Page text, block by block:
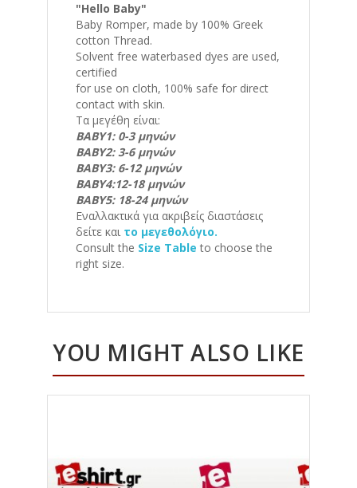
"Hello Baby"
Baby Romper, made by 100% Greek
cotton Thread.
Solvent free waterbased dyes are used,
certified
for use on cloth, 100% safe for direct
contact with skin.
Τα μεγέθη είναι:
ΒΑΒΥ1: 0-3 μηνών
ΒΑΒΥ2: 3-6 μηνών
ΒΑΒΥ3: 6-12 μηνών
ΒΑΒΥ4:12-18 μηνών
ΒΑΒΥ5: 18-24 μηνών
Εναλλακτικά για ακριβείς διαστάσεις
δείτε και το μεγεθολόγιο.
Consult the Size Table to choose the
right size.
YOU MIGHT ALSO LIKE